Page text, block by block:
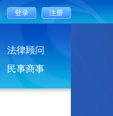
法律顾问
民事商事